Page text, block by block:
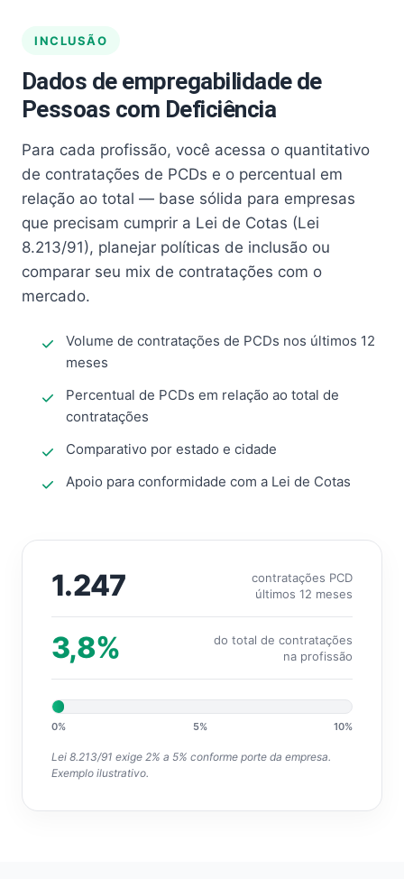
INCLUSÃO
Dados de empregabilidade de
Pessoas com Deficiência
Para cada profissão, você acessa o quantitativo
de contratações de PCDs e o percentual em
relação ao total — base sólida para empresas
que precisam cumprir a Lei de Cotas (Lei
8.213/91), planejar políticas de inclusão ou
comparar seu mix de contratações com o
mercado.
Volume de contratações de PCDs nos últimos 12
meses
Percentual de PCDs em relação ao total de
contratações
Comparativo por estado e cidade
Apoio para conformidade com a Lei de Cotas
1.247
contratações PCD
últimos 12 meses
3,8%
do total de contratações
na profissão
0% 5% 10%
Lei 8.213/91 exige 2% a 5% conforme porte da empresa.
Exemplo ilustrativo.